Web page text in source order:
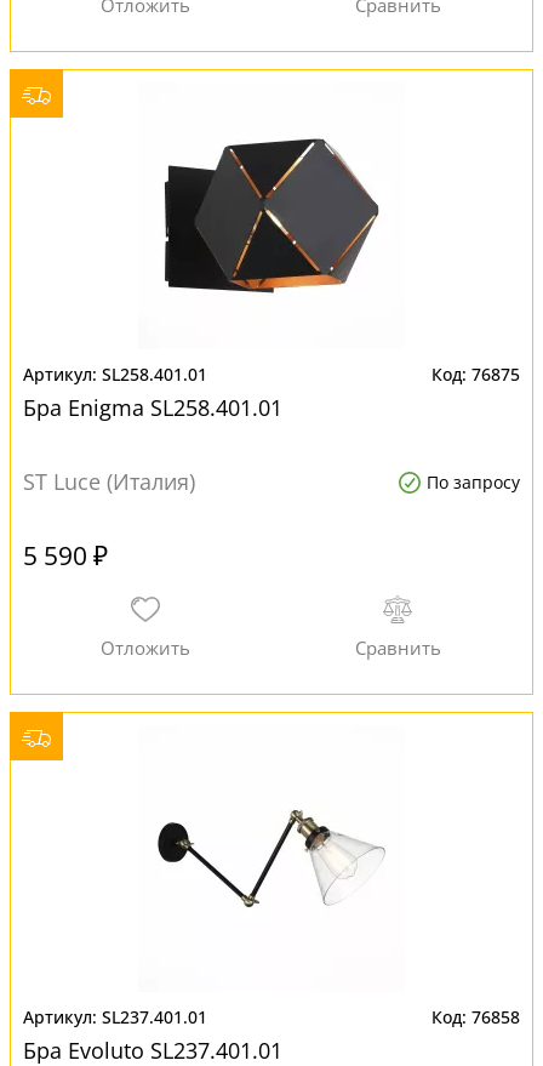
SL258.401.01 76875
Бра Enigma SL258.401.01
ST Luce (Италия) По запросу
5 590 ₽
SL237.401.01 76858
Бра Evoluto SL237.401.01